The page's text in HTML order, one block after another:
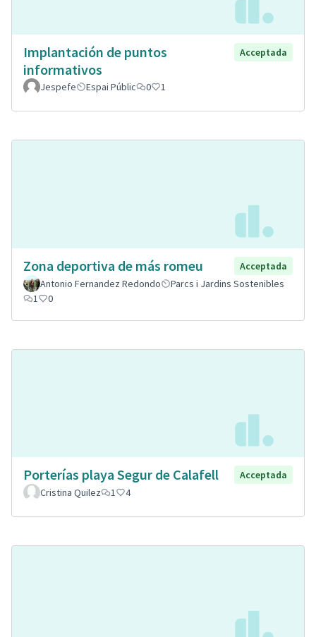
Implantación de puntos
informativos
Acceptada
Jespefe Espai Públic 0 1
Zona deportiva de más romeu
Acceptada
Antonio Fernandez Redondo
Parcs i Jardins Sostenibles
1
0
Porterías playa Segur de Calafell
Acceptada
Cristina Quilez
1 4